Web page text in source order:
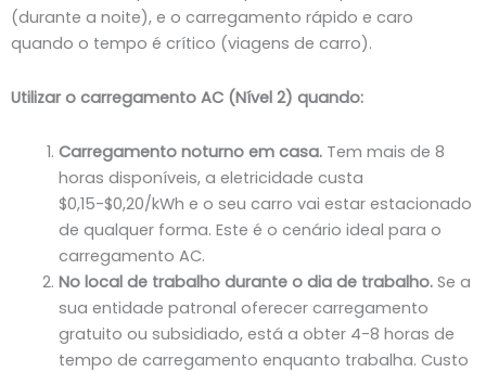
(durante a noite), e o carregamento rápido e caro
quando o tempo é crítico (viagens de carro).
Utilizar o carregamento AC (Nível 2) quando:
Carregamento noturno em casa.Tem mais de 8
horas disponíveis, a eletricidade custa
$0,15-$0,20/kWh e o seu carro vai estar estacionado
de qualquer forma. Este é o cenário ideal para o
carregamento AC.
No local de trabalho durante o dia de trabalho.Se a
sua entidade patronal oferecer carregamento
gratuito ou subsidiado, está a obter 4-8 horas de
tempo de carregamento enquanto trabalha. Custo